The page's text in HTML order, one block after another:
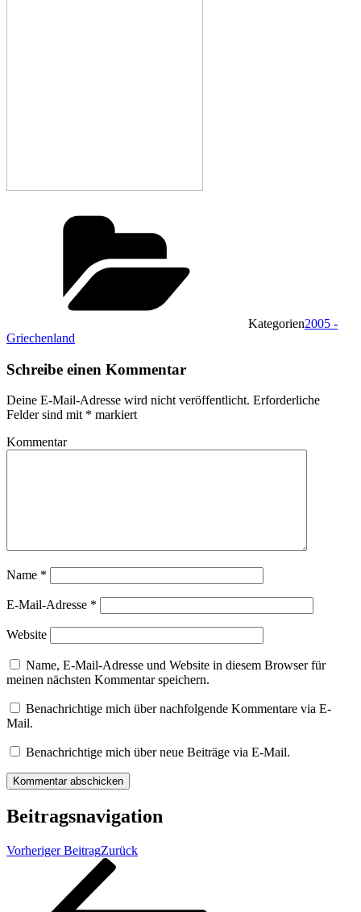
Kategorien2005 -
Griechenland
Schreibe einen Kommentar
Deine E-Mail-Adresse wird nicht veröffentlicht. Erforderliche
Felder sind mit * markiert
Kommentar
Name *
E-Mail-Adresse *
Website
Name, E-Mail-Adresse und Website in diesem Browser für
meinen nächsten Kommentar speichern.
Benachrichtige mich über nachfolgende Kommentare via E-
Mail.
Benachrichtige mich über neue Beiträge via E-Mail.
Beitragsnavigation
Vorheriger BeitragZurück